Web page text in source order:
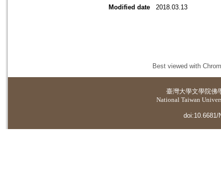
Modified date
2018.03.13
Best viewed with
臺灣大學文學院佛
National Taiwan
doi:10.6681/